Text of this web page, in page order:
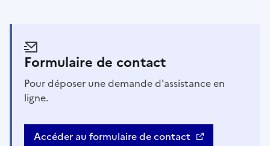
Formulaire de contact
Pour déposer une demande d'assistance en
ligne.
Accéder au formulaire de contact